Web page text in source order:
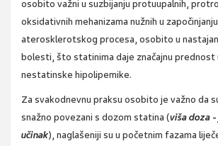
osobito važni u suzbijanju protuupalnih,
oksidativnih mehanizama nužnih u
aterosklerotskog procesa, osobito u
bolesti, što statinima daje značajnu prednost
nestatinske hipolipemike.
Za svakodnevnu praksu osobito je važno da
snažno povezani s dozom statina (viša doza -
učinak), naglašeniji su u početnim fazama